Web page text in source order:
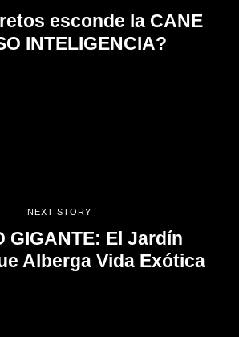
esconde la CANE
INTELIGENCIA?
NEXT STORY
GIGANTE: El Jardín
Alberga Vida Exótica